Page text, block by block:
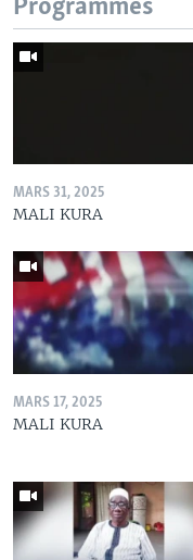
Programmes
MARS 31, 2025
MALI KURA
MARS 17, 2025
MALI KURA